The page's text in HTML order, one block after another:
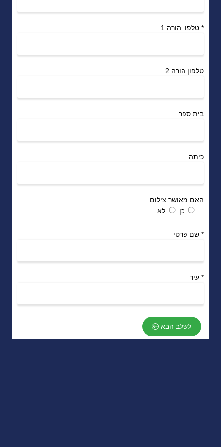
* טלפון הורה 1
טלפון הורה 2
בית ספר
כיתה
האם מאושר צילום
כן
לא
* שם פרטי
* עיר
לשלב הבא